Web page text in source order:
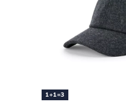
1+1=3